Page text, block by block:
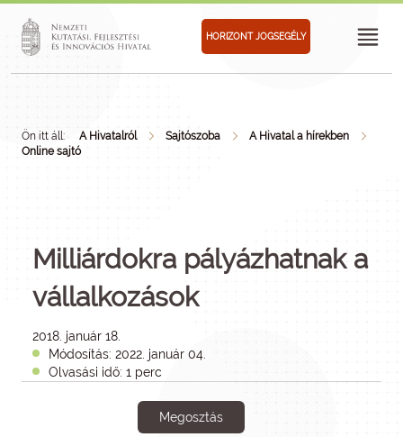
HORIZONT JOGSEGÉLY
Ön itt áll: A Hivatalról Sajtószoba
A Hivatal a hírekben
Online sajtó
Milliárdokra pályázhatnak a
vállalkozások
2018. január 18.
Módosítás: 2022. január 04.
Olvasási idő: 1 perc
Megosztás